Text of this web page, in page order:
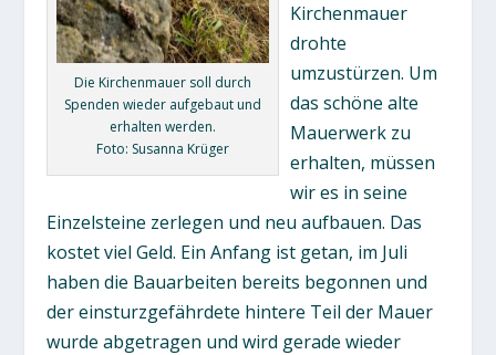
Die Kirchenmauer soll durch
Spenden wieder aufgebaut und
erhalten werden.
Foto: Susanna Krüger
Kirchenmauer
drohte
umzustürzen. Um
das schöne alte
Mauerwerk zu
erhalten, müssen
wir es in seine
Einzelsteine zerlegen und neu aufbauen. Das
kostet viel Geld. Ein Anfang ist getan, im Juli
haben die Bauarbeiten bereits begonnen und
der einsturzgefährdete hintere Teil der Mauer
wurde abgetragen und wird gerade wieder